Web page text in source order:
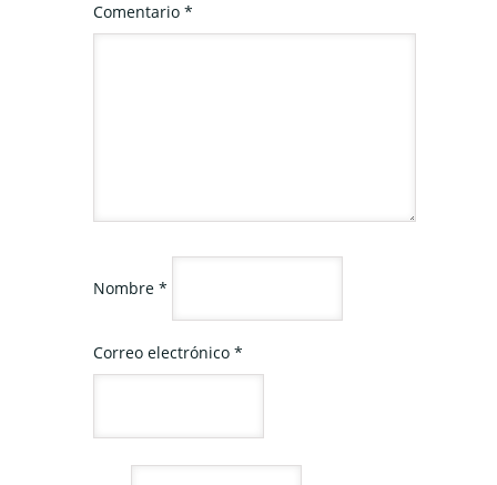
Comentario *
Nombre *
Correo electrónico *